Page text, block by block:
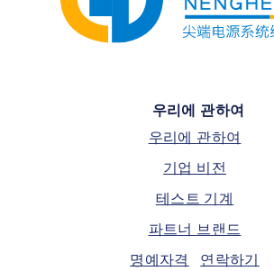
우리에 관하여
우리에 관하여
기업 비전
테스트 기계
파트너 브랜드
명예자격
연락하기